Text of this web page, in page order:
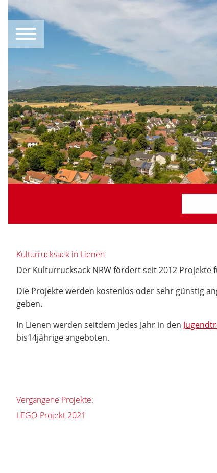
Kulturrucksack in Lienen
Der Kulturrucksack NRW fördert seit 2012 Projekte
Die Projekte werden kostenlos oder sehr günstig
geben.
In Lienen werden seitdem jedes Jahr in den
bis14jährige angeboten.
Vergangene Projekte:
LEGO-Projekt 2021